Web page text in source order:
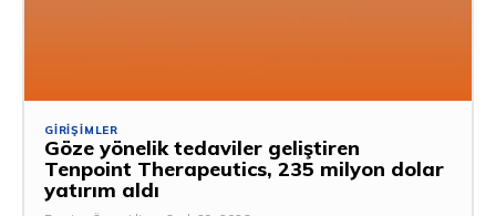
GIRIŞIMLER
Göze yönelik tedaviler geliştiren
Tenpoint Therapeutics, 235 milyon dolar
yatırım aldı